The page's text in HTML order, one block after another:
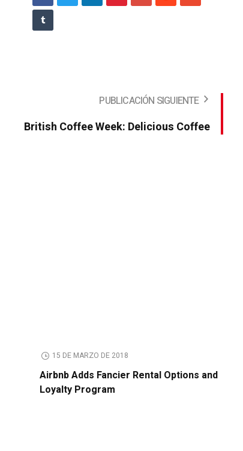
British Coffee Week: Delicious Coffee
15 DE MARZO DE 2018
Airbnb Adds Fancier Rental Options and
Loyalty Program